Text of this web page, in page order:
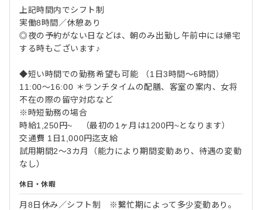
上記時間内でシフト制
実働8時間／休憩あり
◎夜の予約がない日などは、朝のみ出勤し午前中には帰宅
する時もございます♪
◆短い時間での勤務希望も可能 （1日3時間～6時間）
11:00～16:00 ＊ランチタイムの配膳、客室の案内、女将
不在の際の留守対応など
※時短勤務の場合
時給1,250円~ （最初の1ヶ月は1200円~となります）
交通費 1日1,000円迄支給
試用期間2～3カ月（能力により期間変動あり、待遇の変動
なし）
休日・休暇
月8日休み／シフト制 ※繫忙期によって多少変動あり。